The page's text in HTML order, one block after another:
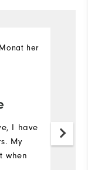
her
I have
My
when